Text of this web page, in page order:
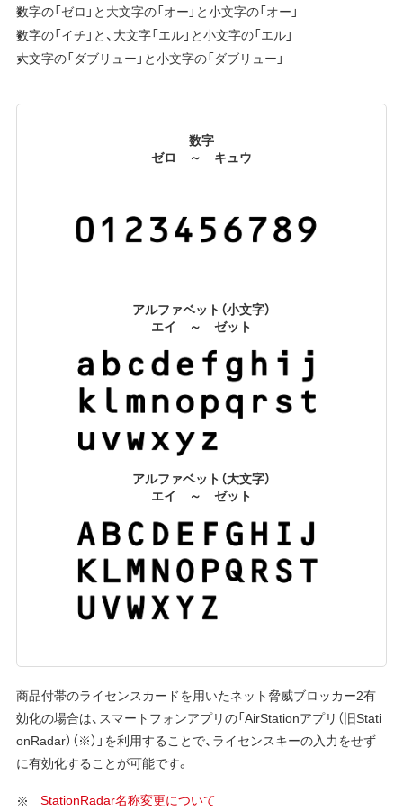
数字の「ゼロ」と大文字の「オー」と小文字の「オー」
数字の「イチ」と、大文字「エル」と小文字の「エル」
大文字の「ダブリュー」と小文字の「ダブリュー」
数字
ゼロ ～ キュウ
アルファベット（小文字）
エイ ～ ゼット
アルファベット（大文字）
エイ ～ ゼット
商品付帯のライセンスカードを用いたネット脅威ブロッカー2有
効化の場合は、スマートフォンアプリの「AirStationアプリ（旧Stati
onRadar）（※）」を利用することで、ライセンスキーの入力をせず
に有効化することが可能です。
StationRadar名称変更について